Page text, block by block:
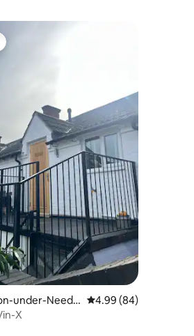
，共 224 条评价
荐」
under-Needw 平均评分 4.99 分（满
4.99 (84)
X